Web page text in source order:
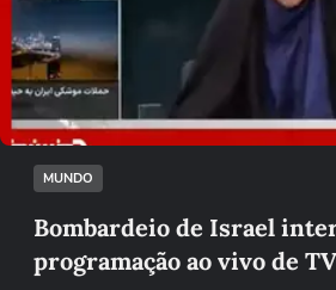
Não foi possível
Tentar novamente
MUNDO
Bombardeio de Israel
programação ao vivo de